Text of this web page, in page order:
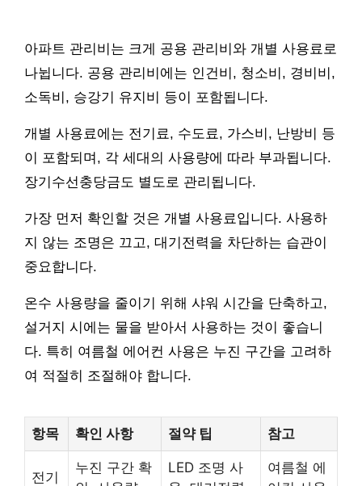
아파트 관리비는 크게 공용 관리비와 개별 사용료로
나뉩니다. 공용 관리비에는 인건비, 청소비, 경비비,
소독비, 승강기 유지비 등이 포함됩니다.
개별 사용료에는 전기료, 수도료, 가스비, 난방비 등
이 포함되며, 각 세대의 사용량에 따라 부과됩니다.
장기수선충당금도 별도로 관리됩니다.
가장 먼저 확인할 것은 개별 사용료입니다. 사용하
지 않는 조명은 끄고, 대기전력을 차단하는 습관이
중요합니다.
온수 사용량을 줄이기 위해 샤워 시간을 단축하고,
설거지 시에는 물을 받아서 사용하는 것이 좋습니
다. 특히 여름철 에어컨 사용은 누진 구간을 고려하
여 적절히 조절해야 합니다.
항목 확인 사항 절약 팁 참고
전기
누진 구간 확
LED 조명 사
여름철 에